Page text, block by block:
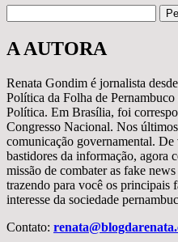
A AUTORA
Renata Gondim é jornalista
Política da Folha de
Política. Em Brasília, foi
Congresso Nacional. Nos
comunicação governamental.
bastidores da informação, agora
missão de combater as fake
trazendo para você os principais
interesse da sociedade
Contato: